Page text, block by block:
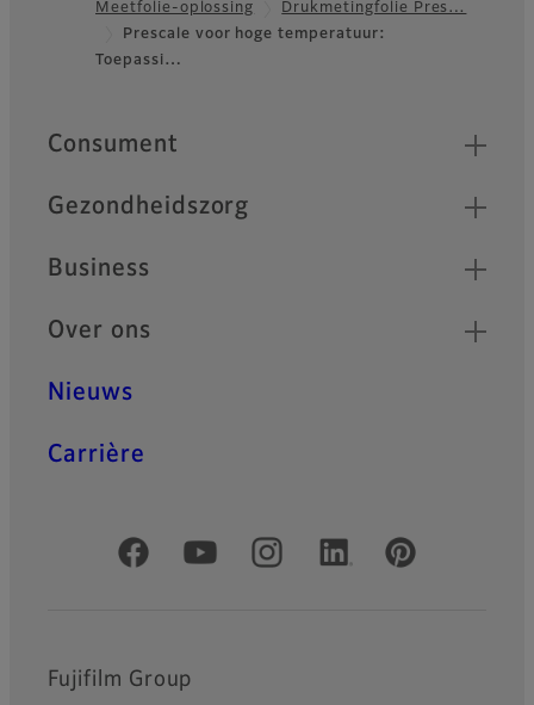
FooterMeetfolie-oplossing
Drukmetingfolie Pres…
Prescale voor hoge temperatuur:
Toepassi…
Quick Links
Consument
Gezondheidszorg
Business
Over ons
Nieuws
Carrière
Officiële sociale media
Fujifilm Group